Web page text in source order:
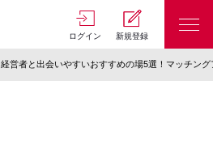
ログイン 新規登録
経営者と出会いやすいおすすめの場5選！マッチン